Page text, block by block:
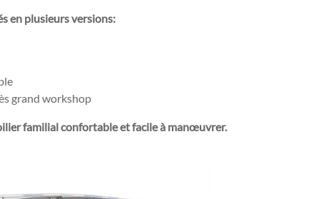
en plusieurs versions:
grand workshop
familial confortable et facile à manœuvrer.